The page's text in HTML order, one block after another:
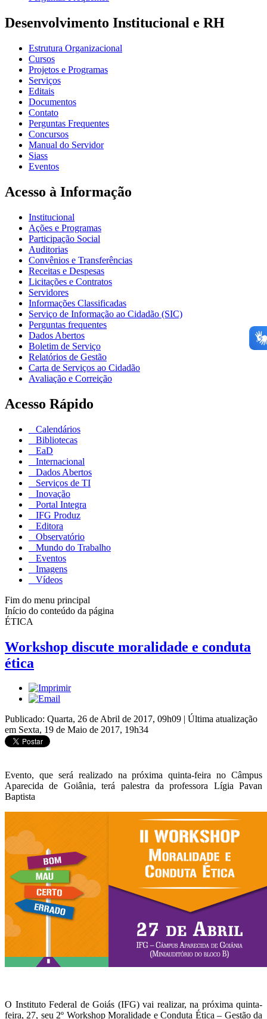
Desenvolvimento Institucional e RH
Estrutura Organizacional
Cursos
Projetos e Programas
Serviços
Editais
Documentos
Contato
Perguntas Frequentes
Concursos
Manual do Servidor
Siass
Eventos
Acesso à Informação
Institucional
Ações e Programas
Participação Social
Auditorias
Convênios e Transferências
Receitas e Despesas
Licitações e Contratos
Servidores
Informações Classificadas
Serviço de Informação ao Cidadão (SIC)
Perguntas frequentes
Dados Abertos
Boletim de Serviço
Relatórios de Gestão
Carta de Serviços ao Cidadão
Avaliação e Correição
Acesso Rápido
Calendários
Bibliotecas
EaD
Internacional
Dados Abertos
Serviços de TI
Inovação
Portal Integra
IFG Produz
Editora
Observatório
Mundo do Trabalho
Eventos
Imagens
Vídeos
Fim do menu principal
Início do conteúdo da página
ÉTICA
Workshop discute moralidade e conduta
ética
Publicado: Quarta, 26 de Abril de 2017, 09h09 | Última atualização
em Sexta, 19 de Maio de 2017, 19h34
Evento, que será realizado na próxima quinta-feira no Câmpus
Aparecida de Goiânia, terá palestra da professora Lígia Pavan
Baptista
O Instituto Federal de Goiás (IFG) vai realizar, na próxima quinta-
feira, 27, seu 2º Workshop Moralidade e Conduta Ética – Gestão da